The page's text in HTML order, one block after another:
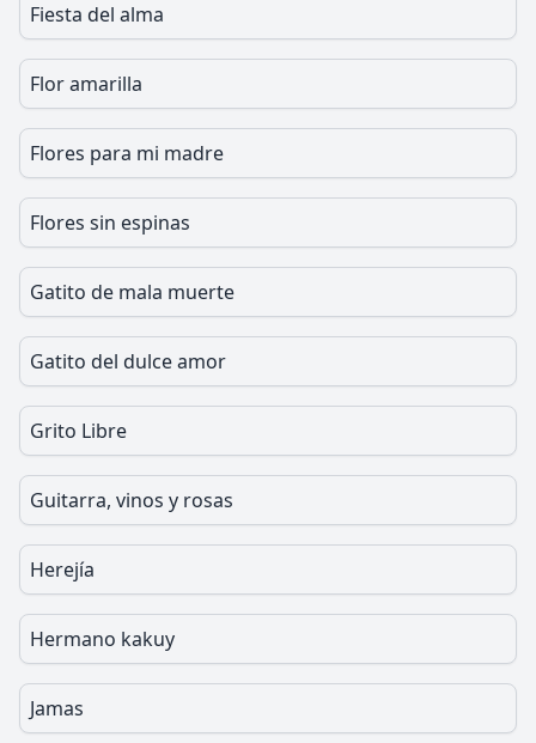
Fiesta del alma
Flor amarilla
Flores para mi madre
Flores sin espinas
Gatito de mala muerte
Gatito del dulce amor
Grito Libre
Guitarra, vinos y rosas
Herejía
Hermano kakuy
Jamas